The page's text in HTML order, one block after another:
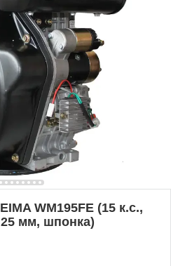
WM195FE (15 к.с.,
25 мм, шпонка)